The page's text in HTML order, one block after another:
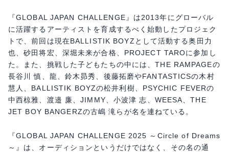
『GLOBAL JAPAN CHALLENGE』は2013年にグローバル
に活躍するアーティストを育成するべく始動したプロジェク
トで、前回は現在BALLISTIK BOYZとして活動する奥田力
也、砂田将宏、深堀未来が合格、PROJECT TAROに参加し
た。また、挑戦した子どもたちの中には、THE RAMPAGEの
長谷川 慎、龍、鈴木昴秀、後藤拓磨やFANTASTICSの木村
慧人、BALLISTIK BOYZの松井利樹、PSYCHIC FEVERの
中西椋雅、渡邉 廉、JIMMY、小波津 志、WEESA、THE
JET BOY BANGERZの古嶋 滝らが名を連ねている。
『GLOBAL JAPAN CHALLENGE 2025 ～Circle of Dreams
～』は、オーディションというだけではなく、その名の通